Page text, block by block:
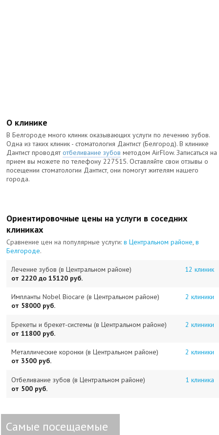
О клинике
В Белгороде много клиник оказывающих услуги по лечению зубов.
Одна из таких клиник - стоматология Дантист (Белгород). В клинике
Дантист проводятотбеливание зубов методом AirFlow. Записаться на
прием вы можете по телефону 227515. Оставляйте свои отзывы о
посещении стоматологии Дантист, они помогут жителям нашего
города.
Ориентировочные цены на услуги в соседних
клиниках
Сравнение цен на популярные услуги:в Центральном районе,в
Белгороде.
Лечение зубов (в Центральном районе)
12 клиник
от 2220 до 15120 руб.
Импланты Nobel Biocare (в Центральном районе)
2 клиники
от 58000 руб.
Брекеты и брекет-системы (в Центральном районе)
2 клиники
от 11800 руб.
Металлические коронки (в Центральном районе)
2 клиники
от 3500 руб.
Отбеливание зубов (в Центральном районе)
1 клиника
от 500 руб.
Самые посещаемые